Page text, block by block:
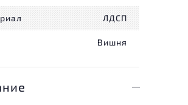
ЛДСП
Вишня